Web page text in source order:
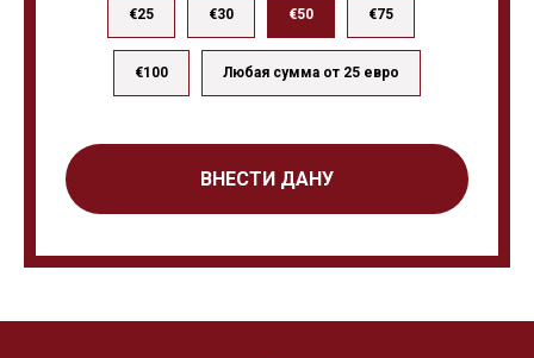
€25 €30 €50 €75
€100 Любая сумма от 25 евро
ВНЕСТИ ДАНУ